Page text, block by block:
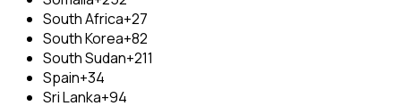
South Africa+27
South Korea+82
South Sudan+211
Spain+34
Sri Lanka+94